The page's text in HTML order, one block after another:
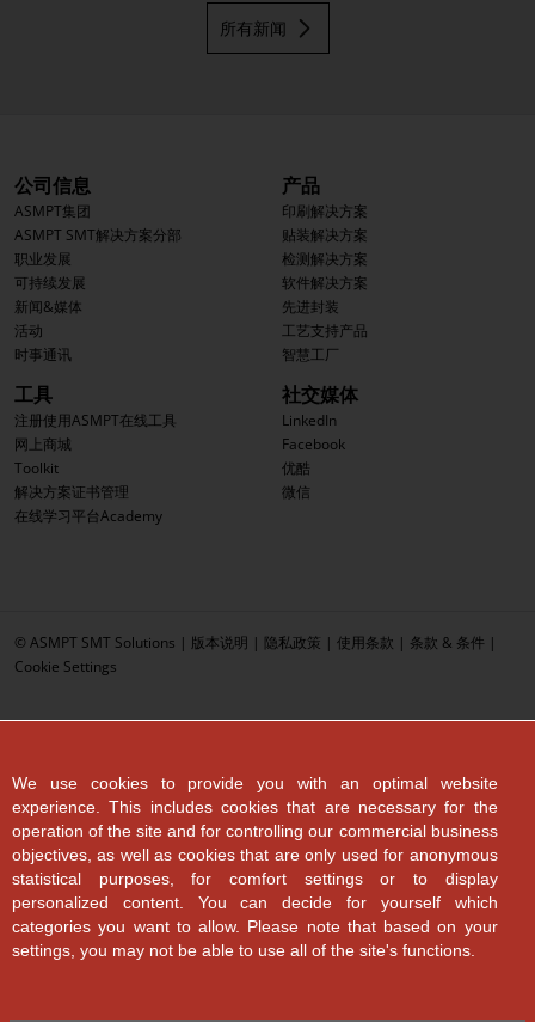
所有新闻
公司信息
ASMPT集团
ASMPT SMT解决方案分部
职业发展
可持续发展
新闻&媒体
活动
时事通讯
产品
印刷解决方案
贴装解决方案
检测解决方案
软件解决方案
先进封装
工艺支持产品
智慧工厂
工具
注册使用ASMPT在线工具
网上商城
Toolkit
解决方案证书管理
在线学习平台Academy
社交媒体
LinkedIn
Facebook
优酷
微信
© ASMPT SMT Solutions | 版本说明 | 隐私政策 | 使用条款 | 条款 & 条件 |
Cookie Settings
We use cookies to provide you with an optimal website
experience. This includes cookies that are necessary for the
operation of the site and for controlling our commercial business
objectives, as well as cookies that are only used for anonymous
statistical purposes, for comfort settings or to display
personalized content. You can decide for yourself which
categories you want to allow. Please note that based on your
settings, you may not be able to use all of the site's functions.